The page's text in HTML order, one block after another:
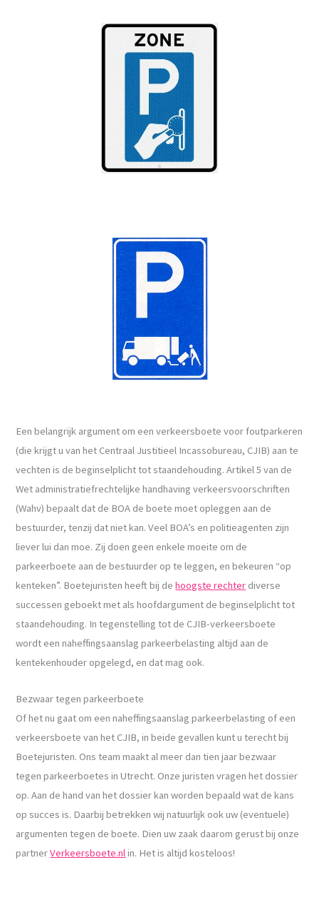
Een belangrijk argument om een verkeersboete voor foutparkeren
(die krijgt u van het Centraal Justitieel Incassobureau, CJIB) aan te
vechten is de beginselplicht tot staandehouding. Artikel 5 van de
Wet administratiefrechtelijke handhaving verkeersvoorschriften
(Wahv) bepaalt dat de BOA de boete moet opleggen aan de
bestuurder, tenzij dat niet kan. Veel BOA’s en politieagenten zijn
liever lui dan moe. Zij doen geen enkele moeite om de
parkeerboete aan de bestuurder op te leggen, en bekeuren “op
kenteken”. Boetejuristen heeft bij dehoogste rechter diverse
successen geboekt met als hoofdargument de beginselplicht tot
staandehouding. In tegenstelling tot de CJIB-verkeersboete
wordt een naheffingsaanslag parkeerbelasting altijd aan de
kentekenhouder opgelegd, en dat mag ook.
Bezwaar tegen parkeerboete
Of het nu gaat om een naheffingsaanslag parkeerbelasting of een
verkeersboete van het CJIB, in beide gevallen kunt u terecht bij
Boetejuristen. Ons team maakt al meer dan tien jaar bezwaar
tegen parkeerboetes in Utrecht. Onze juristen vragen het dossier
op. Aan de hand van het dossier kan worden bepaald wat de kans
op succes is. Daarbij betrekken wij natuurlijk ook uw (eventuele)
argumenten tegen de boete. Dien uw zaak daarom gerust bij onze
partnerVerkeersboete.nl in. Het is altijd kosteloos!